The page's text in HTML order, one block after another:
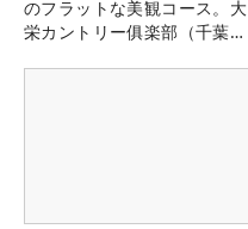
のフラットな美観コース。大
栄カントリー俱楽部（千葉